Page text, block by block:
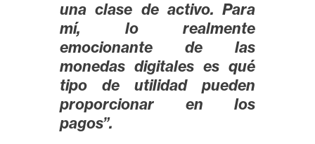
una clase de activo. Para
mí, lo realmente
emocionante de las
monedas digitales es qué
tipo de utilidad pueden
proporcionar en los
pagos”.